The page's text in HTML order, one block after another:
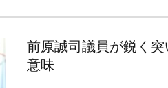
前原誠司議員が鋭く
意味